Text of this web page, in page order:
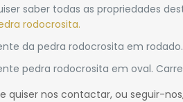
saber todas as propriedades
rodocrosita.
da pedra rodocrosita em
pedra rodocrosita em oval.
quiser nos contactar, ou seguir-